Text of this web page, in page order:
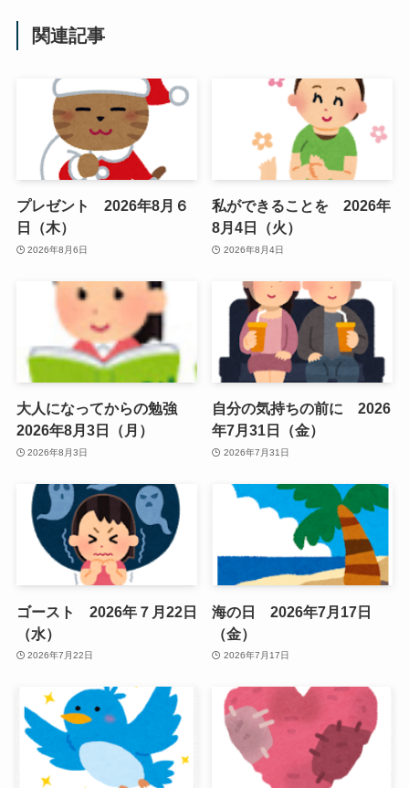
関連記事
プレゼント 2026年8月６
日（木）
2026年8月6日
私ができることを 2026年
8月4日（火）
2026年8月4日
大人になってからの勉強
2026年8月3日（月）
2026年8月3日
自分の気持ちの前に 2026
年7月31日（金）
2026年7月31日
ゴースト 2026年７月22日
（水）
2026年7月22日
海の日 2026年7月17日
（金）
2026年7月17日